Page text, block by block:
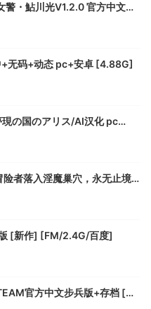
繁琐
的是找到诸如武器、马匹、
提高武将的能力或忠诚度。
”这个指令使某一城市自动使
旗帜的城市及城市间的道
在大地图模式下，两个所属
劝降、斩首或者释放。
・鮎川光V1.2.0 官方中文版
+无码+动态 pc+安卓 [4.88G]
者落入淫魔巢穴，永无止境
[新作] [FM/2.4G/百度]
官方中文步兵版+存档 [新